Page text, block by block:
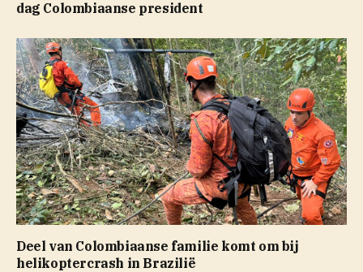
dag Colombiaanse president
Deel van Colombiaanse familie komt om bij
helikoptercrash in Brazilië